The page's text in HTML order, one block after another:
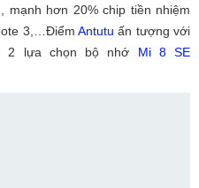
mạnh hơn 20% chip tiền nhiệm
3,…Điểm Antutu ấn tượng với
2 lựa chọn bộ nhớ Mi 8 SE